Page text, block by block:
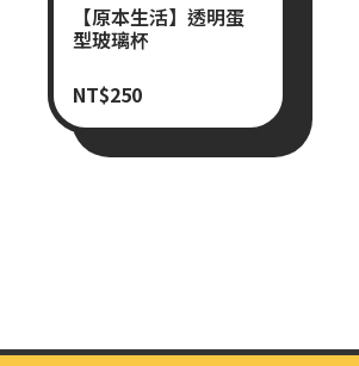
【原本生活】透明蛋
型玻璃杯
NT$250